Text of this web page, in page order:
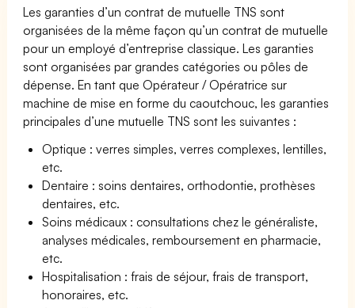
Les garanties d’un contrat de mutuelle TNS sont
organisées de la même façon qu’un contrat de mutuelle
pour un employé d’entreprise classique. Les garanties
sont organisées par grandes catégories ou pôles de
dépense. En tant que Opérateur / Opératrice sur
machine de mise en forme du caoutchouc, les garanties
principales d’une mutuelle TNS sont les suivantes :
Optique : verres simples, verres complexes, lentilles,
etc.
Dentaire : soins dentaires, orthodontie, prothèses
dentaires, etc.
Soins médicaux : consultations chez le généraliste,
analyses médicales, remboursement en pharmacie,
etc.
Hospitalisation : frais de séjour, frais de transport,
honoraires, etc.